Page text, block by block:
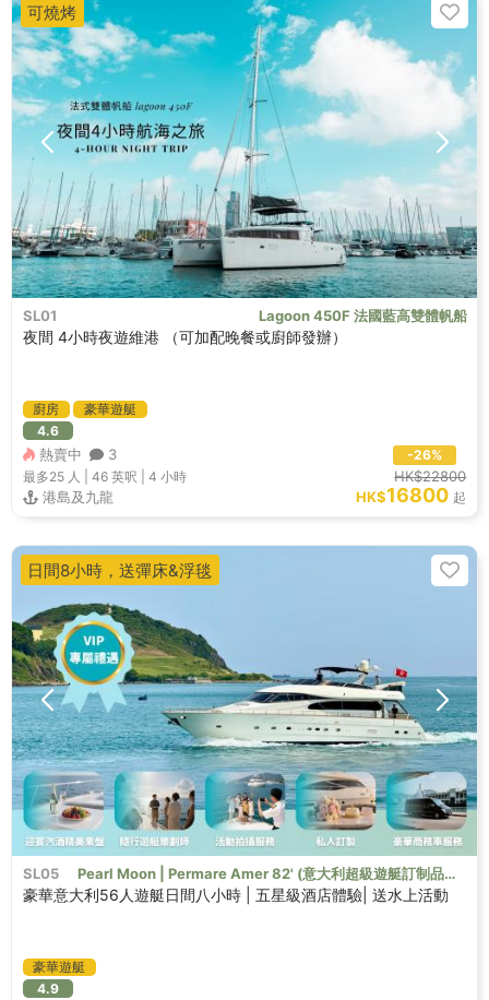
SL01 Lagoon 450F 法國藍高雙體帆船
夜間 4小時夜遊維港 （可加配晚餐或廚師發辦）
廚房
豪華遊艇
4.6
熱賣中 3
最多25人 | 46 英呎 4 小時
港島及九龍
-26%
HK$22800
HK$16800 起
可燒烤
SL05
Pearl Moon | Permare Amer 82' (意大利超級遊艇訂制品
牌）
豪華意大利56人遊艇日間八小時 | 五星級酒店體驗| 送水上活動
豪華遊艇
4.9
日間8小時，送彈床&浮毯